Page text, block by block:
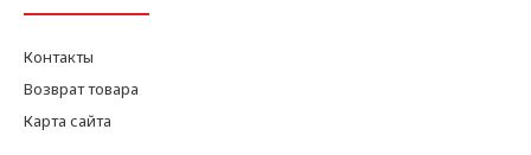
Контакты
Возврат товара
Карта сайта